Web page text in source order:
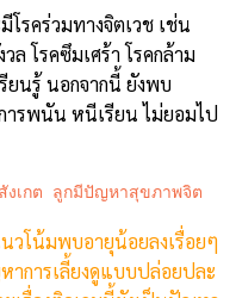
รคร่วมทางจิตเวช เช่น
ล โรคซึมเศร้า โรคกล้าม
ยนรู้ นอกจากนี้ ยังพบ
ารพนัน หนีเรียน ไม่ยอมไป
เกต ลูกมีปัญหาสุขภาพจิต
โน้มพบอายุน้อยลงเรื่อยๆ
การเลี้ยงดูแบบปล่อยปละ